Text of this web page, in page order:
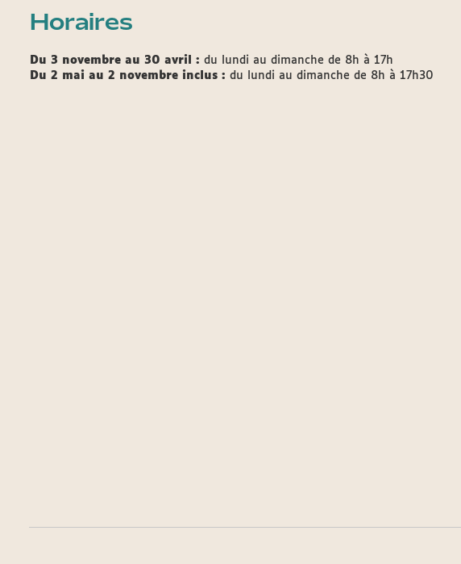
Horaires
Du 3 novembre au 30 avril : du lundi au dimanche de 8h à 17h
Du 2 mai au 2 novembre inclus : du lundi au dimanche de 8h à 17h30